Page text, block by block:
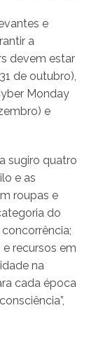
e
a
devem estar
de outubro),
Monday
e
sugiro quatro
e as
roupas e
do
recursos em
na
cada época